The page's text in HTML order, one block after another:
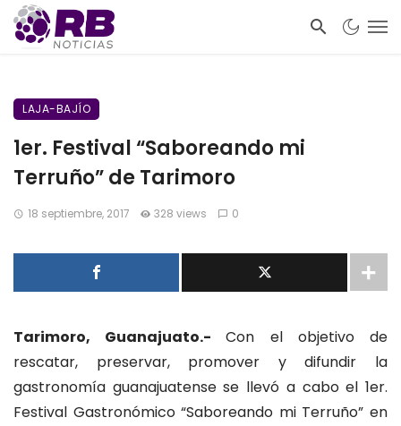
LAJA-BAJÍO
1er. Festival “Saboreando mi
Terruño” de Tarimoro
18 septiembre, 2017 328 views 0
Tarimoro, Guanajuato.-Con el objetivo de
rescatar, preservar, promover y difundir la
gastronomía guanajuatense se llevó a cabo el 1er.
Festival Gastronómico “Saboreando mi Terruño” en